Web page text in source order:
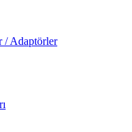
/ Adaptörler